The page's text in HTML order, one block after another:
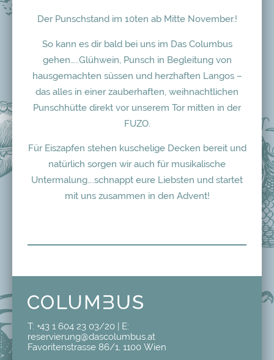
Der Punschstand im 10ten ab Mitte November.!
So kann es dir bald bei uns im Das Columbus
gehen…..Glühwein, Punsch in Begleitung von
hausgemachten süssen und herzhaften Langos –
das alles in einer zauberhaften, weihnachtlichen
Punschhütte direkt vor unserem Tor mitten in der
FUZO.
Für Eiszapfen stehen kuschelige Decken bereit und
natürlich sorgen wir auch für musikalische
Untermalung….schnappt eure Liebsten und startet
mit uns zusammen in den Advent!
T: +43 1 604 23 03/20 | E:
reservierung@dascolumbus.at
Favoritenstrasse 86/1, 1100 Wien